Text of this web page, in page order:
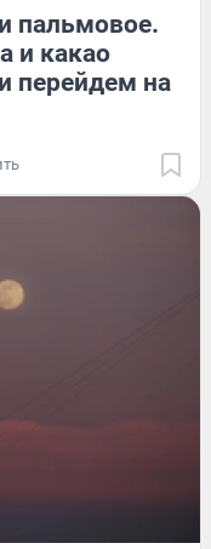
пальмовое.
и какао
перейдем на